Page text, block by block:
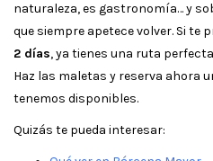
naturaleza, es gastronomía… y
que siempre apetece volver. Si te
2 días, ya tienes una ruta
Haz las maletas y reserva ahora
tenemos disponibles.
Quizás te pueda interesar: